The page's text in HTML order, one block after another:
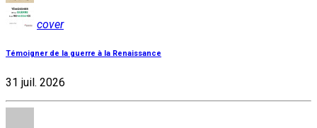
cover
Témoigner de la guerre à la Renaissance
31 juil. 2026